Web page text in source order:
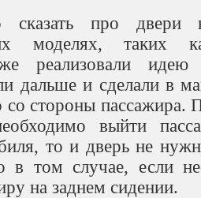
сказать про
моделях, таких
реализовали
дальше и сделали в
со стороны пассажира.
выйти
то и дверь не
в том случае, если
на заднем сидении.